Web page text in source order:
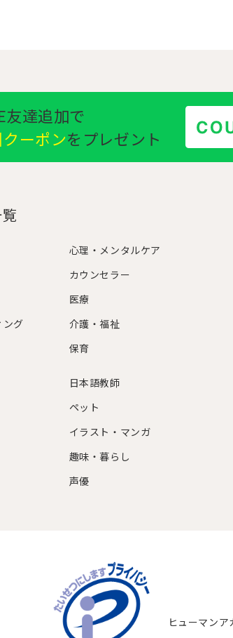
友達追加で
ーポンをプレゼント
ング
心理・メンタルケア
カウンセラー
医療
介護・福祉
保育
日本語教師
ペット
イラスト・マンガ
趣味・暮らし
声優
ヒューマン